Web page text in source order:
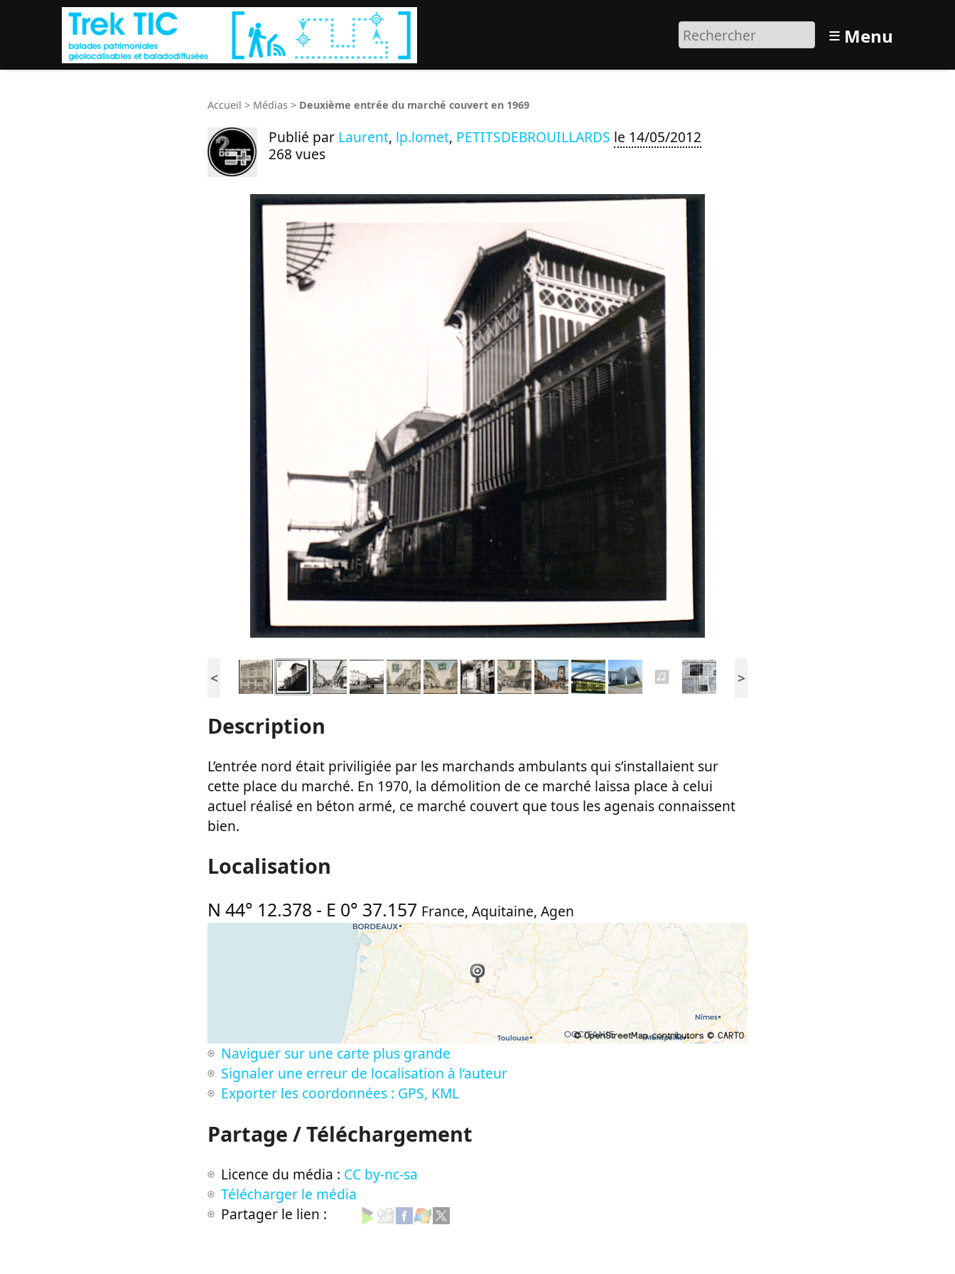
≡ Menu
Accueil > Médias > Deuxième entrée du marché couvert en 1969
Publié par Laurent, lp.lomet, PETITSDEBROUILLARDS le 14/05/2012
268 vues
< >
Description
L’entrée nord était priviligiée par les marchands ambulants qui s’installaient sur
cette place du marché. En 1970, la démolition de ce marché laissa place à celui
actuel réalisé en béton armé, ce marché couvert que tous les agenais connaissent
bien.
Localisation
N 44° 12.378 - E 0° 37.157 France, Aquitaine, Agen
Naviguer sur une carte plus grande
Signaler une erreur de localisation à l’auteur
Exporter les coordonnées : GPS, KML
Partage / Téléchargement
Licence du média : CC by-nc-sa
Télécharger le média
Partager le lien :